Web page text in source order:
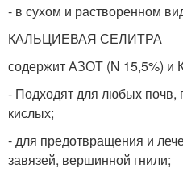
- в сухом и растворенном
КАЛЬЦИЕВАЯ СЕЛИТРА
содержит АЗОТ (N 15,5%)
- Подходят для любых почв,
кислых;
- для предотвращения и
завязей, вершинной гнили;